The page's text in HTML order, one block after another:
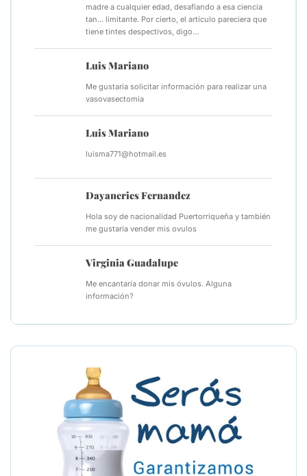
madre a cualquier edad, desafiando a esa ciencia
tan... limitante. Por cierto, el artículo pareciera que
tiene tintes despectivos, digo…
Luis Mariano
Me gustaría solicitar información para realizar una
vasovasectomia
Luis Mariano
luisma771@hotmail.es
Dayaneries Fernandez
Hola soy de nacionalidad Puertorriqueña y también
me gustaría vender mis ovulos
Virginia Guadalupe
Me encantaría donar mis óvulos. Alguna
información?